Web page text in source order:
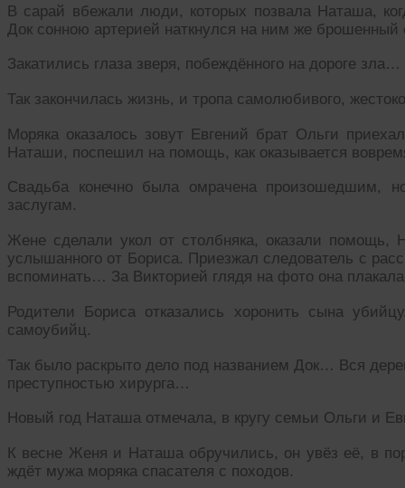
В сарай вбежали люди, которых позвала Наташа,
Док сонною артерией наткнулся на ним же
Закатились глаза зверя, побеждённого на дороге зла…
Так закончилась жизнь, и тропа самолюбивого,
Моряка оказалось зовут Евгений брат Ольги
Наташи, поспешил на помощь, как оказывается
Свадьба конечно была омрачена произошедшим,
заслугам.
Жене сделали укол от столбняка, оказали помощь,
услышанного от Бориса. Приезжал следователь с
вспоминать… За Викторией глядя на фото она
Родители Бориса отказались хоронить сына
самоубийц.
Так было раскрыто дело под названием Док… Вся
преступностью хирурга…
Новый год Наташа отмечала, в кругу семьи Ольги и
К весне Женя и Наташа обручились, он увёз её, в
ждёт мужа моряка спасателя с походов.